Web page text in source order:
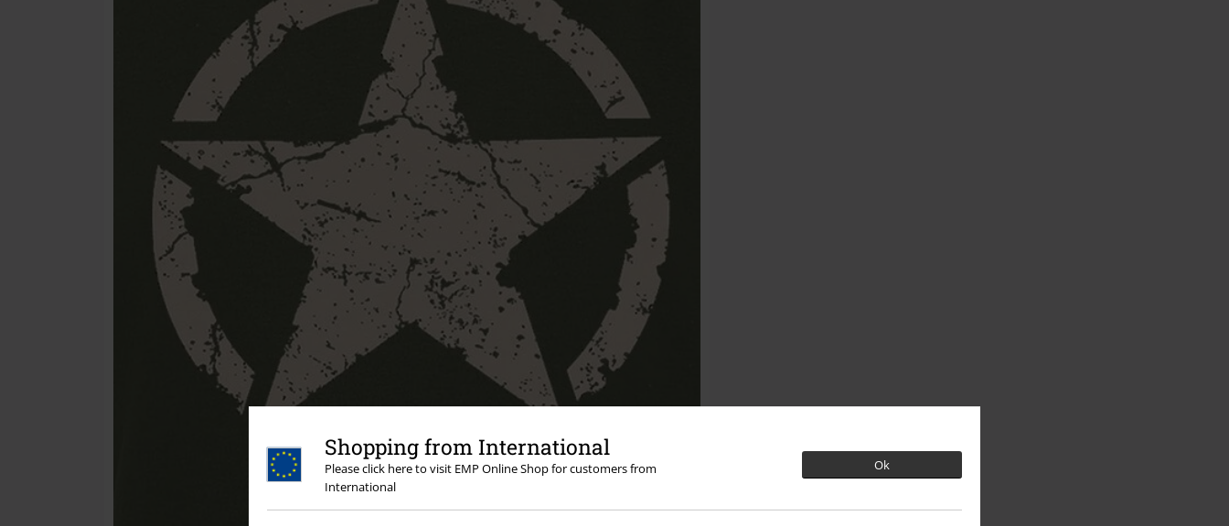
Shopping from International
Please click here to visit EMP Online Shop for customers from
International
Ok